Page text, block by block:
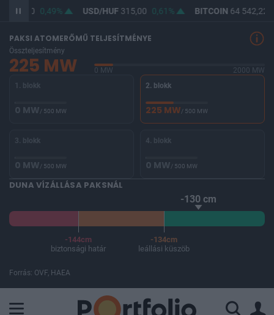
363,50 0,49% USD/HUF315,00 0,61% BITCOIN 64 542,22
PAKSI ATOMERŐMŰ TELJESÍTMÉNYE
Összteljesítmény
225 MW 0 MW
2000 MW
1. blokk
0 MW/ 500 MW
2. blokk
225 MW/ 500 MW
3. blokk
0 MW/ 500 MW
4. blokk
0 MW/ 500 MW
DUNA VÍZÁLLÁSA PAKSNÁL
-130 cm
-144cm
biztonsági határ
-134cm
leállási küszöb
Forrás: OVF, HAEA